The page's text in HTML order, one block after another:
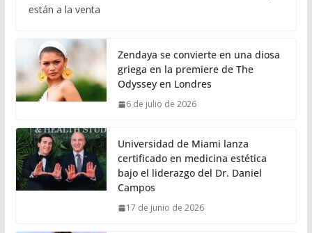
están a la venta
Zendaya se convierte en una diosa
griega en la premiere de The
Odyssey en Londres
6 de julio de 2026
Universidad de Miami lanza
certificado en medicina estética
bajo el liderazgo del Dr. Daniel
Campos
17 de junio de 2026